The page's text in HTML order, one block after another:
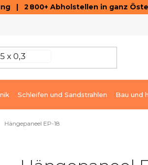
| 2 800+ Abholstellen in ganz
Schleifen und Sandstrahlen Bau und
Hängepaneel EP-18